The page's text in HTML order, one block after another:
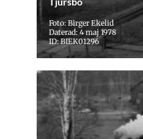
Foto: Birger Ekelid
Daterad: 4 maj 1978
ID: BIEK01296